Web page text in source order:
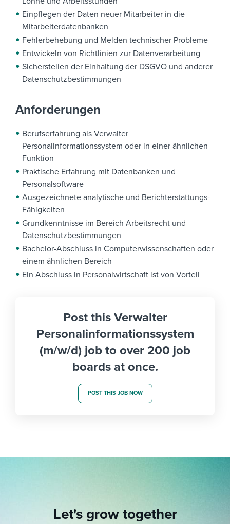
Einpflegen der Daten neuer Mitarbeiter in die
Mitarbeiterdatenbanken
Fehlerbehebung und Melden technischer Probleme
Entwickeln von Richtlinien zur Datenverarbeitung
Sicherstellen der Einhaltung der DSGVO und anderer
Datenschutzbestimmungen
Anforderungen
Berufserfahrung als Verwalter
Personalinformationssystem oder in einer ähnlichen
Funktion
Praktische Erfahrung mit Datenbanken und
Personalsoftware
Ausgezeichnete analytische und Berichterstattungs-
Fähigkeiten
Grundkenntnisse im Bereich Arbeitsrecht und
Datenschutzbestimmungen
Bachelor-Abschluss in Computerwissenschaften oder
einem ähnlichen Bereich
Ein Abschluss in Personalwirtschaft ist von Vorteil
Post this Verwalter
Personalinformationssystem
(m/w/d) job to over 200 job
boards at once.
POST THIS JOB NOW
Let's grow together